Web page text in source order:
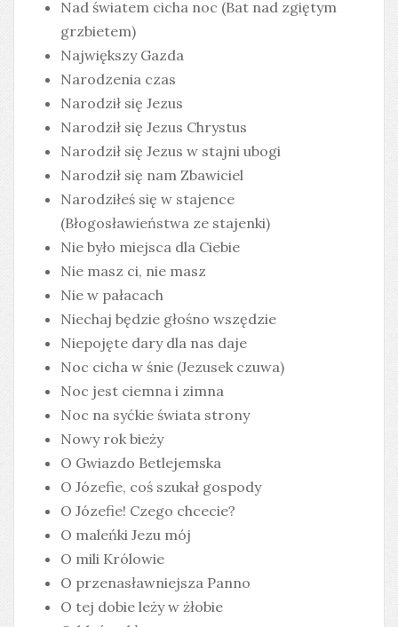
Nad światem cicha noc (Bat nad zgiętym
grzbietem)
Największy Gazda
Narodzenia czas
Narodził się Jezus
Narodził się Jezus Chrystus
Narodził się Jezus w stajni ubogi
Narodził się nam Zbawiciel
Narodziłeś się w stajence
(Błogosławieństwa ze stajenki)
Nie było miejsca dla Ciebie
Nie masz ci, nie masz
Nie w pałacach
Niechaj będzie głośno wszędzie
Niepojęte dary dla nas daje
Noc cicha w śnie (Jezusek czuwa)
Noc jest ciemna i zimna
Noc na syćkie świata strony
Nowy rok bieży
O Gwiazdo Betlejemska
O Józefie, coś szukał gospody
O Józefie! Czego chcecie?
O maleńki Jezu mój
O mili Królowie
O przenasławniejsza Panno
O tej dobie leży w żłobie